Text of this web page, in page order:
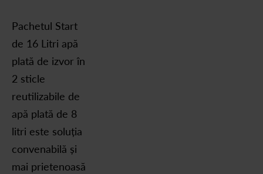
Pachetul Start
de 16 Litri apă
plată de izvor în
2 sticle
reutilizabile de
apă plată de 8
litri este soluția
convenabilă și
mai prietenoasă